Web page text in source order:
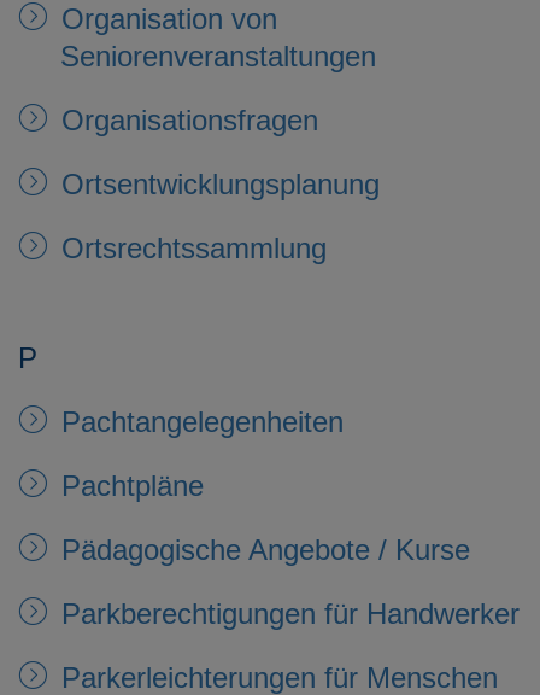
Organisation von
Seniorenveranstaltungen
Organisationsfragen
Ortsentwicklungsplanung
Ortsrechtssammlung
P
Pachtangelegenheiten
Pachtpläne
Pädagogische Angebote / Kurse
Parkberechtigungen für Handwerker
Parkerleichterungen für Menschen